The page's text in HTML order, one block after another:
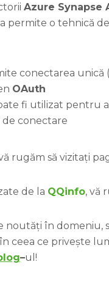
Azure Synapse
o tehnică
conectarea unică
OAuth
fi utilizat pentru
conectare
rugăm să vizitați
de la QQinfo, vă
în domeniu,
ceea ce privește
–ul!